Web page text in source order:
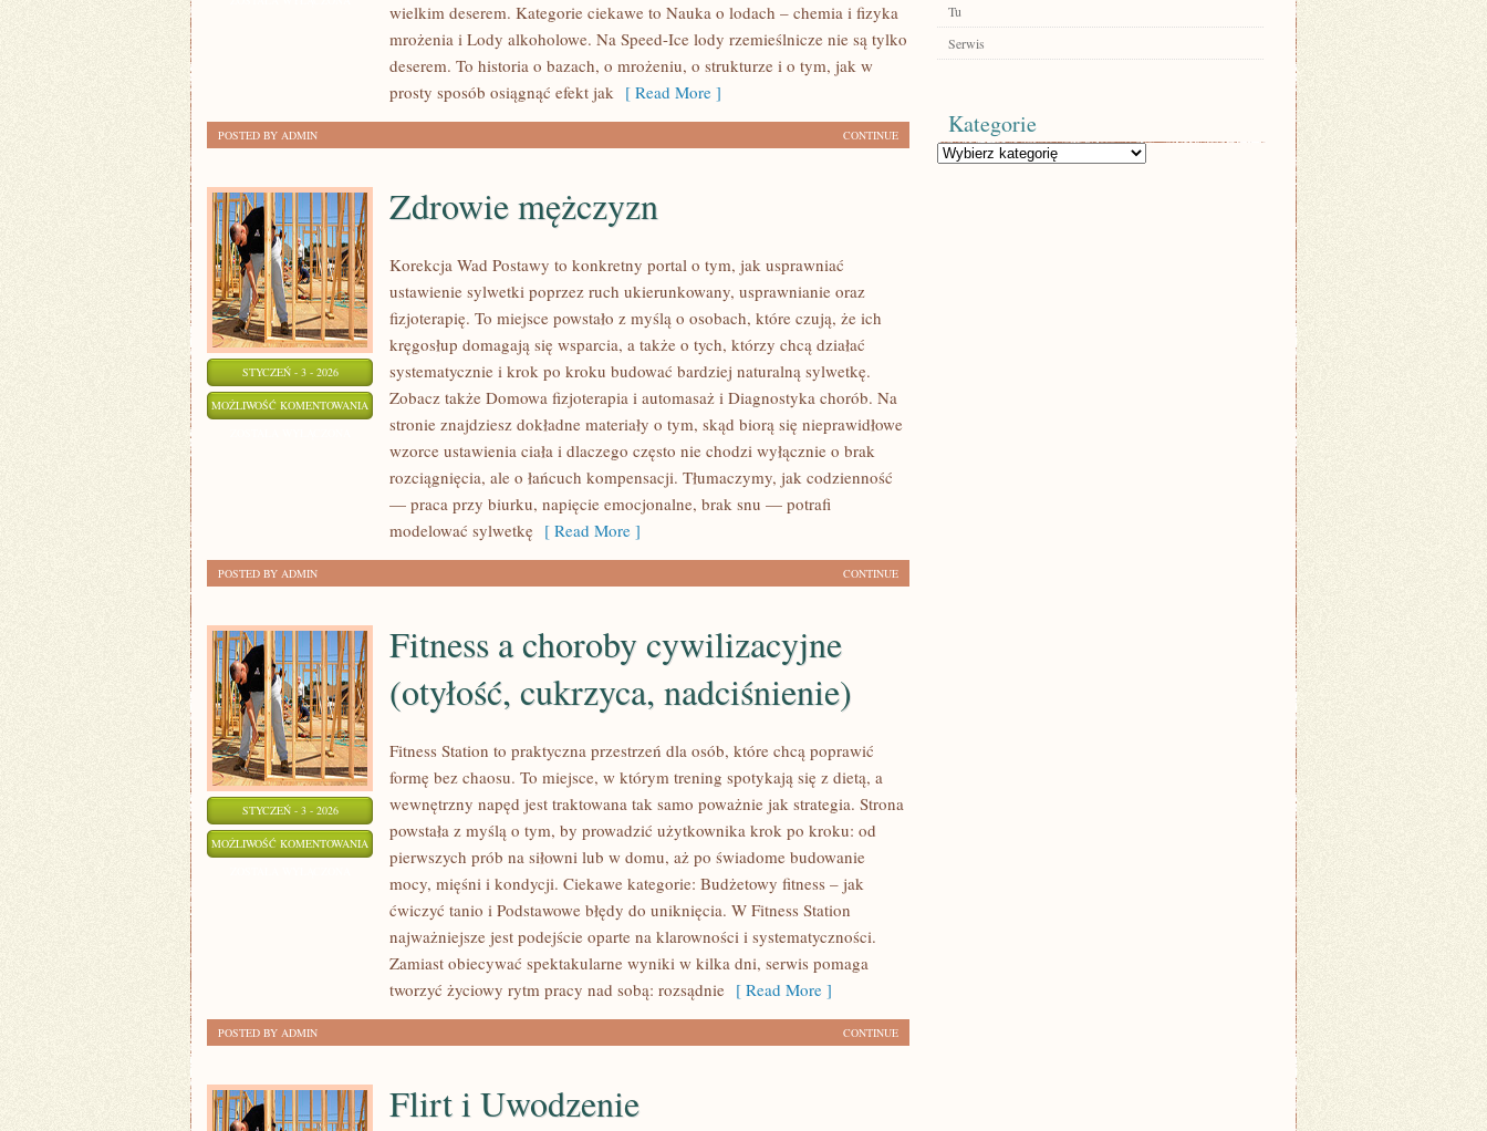
wielkim deserem. Kategorie ciekawe to Nauka o lodach – chemia i fizyka
mrożenia i Lody alkoholowe. Na Speed-Ice lody rzemieślnicze nie są tylko
deserem. To historia o bazach, o mrożeniu, o strukturze i o tym, jak w
prosty sposób osiągnąć efekt jak [ Read More ]
CONTINUE
POSTED BY ADMIN
STYCZEŃ - 3 - 2026
MOŻLIWOŚĆ KOMENTOWANIA ZDROWIE
MĘŻCZYZN
Zdrowie mężczyzn
Korekcja Wad Postawy to konkretny portal o tym, jak usprawniać
ustawienie sylwetki poprzez ruch ukierunkowany, usprawnianie oraz
fizjoterapię. To miejsce powstało z myślą o osobach, które czują, że ich
kręgosłup domagają się wsparcia, a także o tych, którzy chcą działać
systematycznie i krok po kroku budować bardziej naturalną sylwetkę.
Zobacz także Domowa fizjoterapia i automasaż i Diagnostyka chorób. Na
stronie znajdziesz dokładne materiały o tym, skąd biorą się nieprawidłowe
wzorce ustawienia ciała i dlaczego często nie chodzi wyłącznie o brak
rozciągnięcia, ale o łańcuch kompensacji. Tłumaczymy, jak codzienność
— praca przy biurku, napięcie emocjonalne, brak snu — potrafi
modelować sylwetkę [ Read More ]
CONTINUE
POSTED BY ADMIN
STYCZEŃ - 3 - 2026
MOŻLIWOŚĆ KOMENTOWANIA FITNESS
CHOROBY
CYWILIZACYJNE
Fitness a choroby cywilizacyjne
(otyłość, cukrzyca, nadciśnienie)
Fitness Station to praktyczna przestrzeń dla osób, które chcą poprawić
formę bez chaosu. To miejsce, w którym trening spotykają się z dietą, a
wewnętrzny napęd jest traktowana tak samo poważnie jak strategia. Strona
powstała z myślą o tym, by prowadzić użytkownika krok po kroku: od
pierwszych prób na siłowni lub w domu, aż po świadome budowanie
mocy, mięśni i kondycji. Ciekawe kategorie: Budżetowy fitness – jak
ćwiczyć tanio i Podstawowe błędy do uniknięcia. W Fitness Station
najważniejsze jest podejście oparte na klarowności i systematyczności.
Zamiast obiecywać spektakularne wyniki w kilka dni, serwis pomaga
tworzyć życiowy rytm pracy nad sobą: rozsądnie [ Read More ]
CONTINUE
POSTED BY ADMIN
Flirt i Uwodzenie
Tu
Serwis
Kategorie
Kategorie